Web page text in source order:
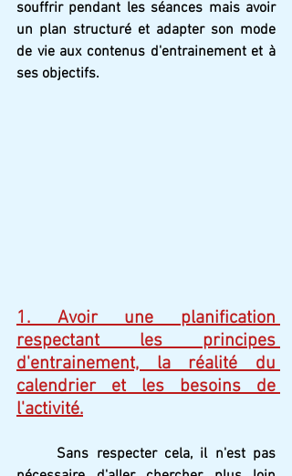
souffrir pendant les séances mais avoir
un plan structuré et adapter son mode
de vie aux contenus d'entrainement et à
ses objectifs.
1. Avoir une planification
respectant les principes
d'entrainement, la réalité du
calendrier et les besoins de
l'activité.
Sans respecter cela, il n'est pas